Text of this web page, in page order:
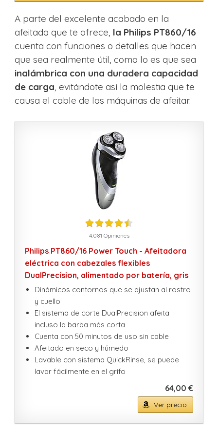
A parte del excelente acabado en la
afeitada que te ofrece, la Philips PT860/16
cuenta con funciones o detalles que hacen
que sea realmente útil, como lo es que sea
inalámbrica con una duradera capacidad
de carga, evitándote así la molestia que te
causa el cable de las máquinas de afeitar.
4.081 Opiniones
Philips PT860/16 Power Touch - Afeitadora
eléctrica con cabezales flexibles
DualPrecision, alimentado por batería, gris
Dinámicos contornos que se ajustan al rostro
y cuello
El sistema de corte DualPrecision afeita
incluso la barba más corta
Cuenta con 50 minutos de uso sin cable
Afeitado en seco y húmedo
Lavable con sistema QuickRinse, se puede
lavar fácilmente en el grifo
64,00 €
Ver precio